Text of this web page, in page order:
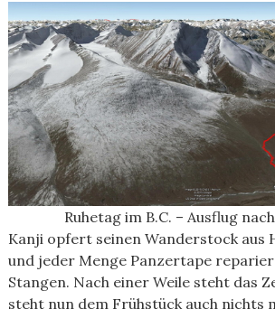
Ruhetag im B.C. – Ausflug
Kanji opfert seinen Wanderstock aus
und jeder Menge Panzertape
Stangen. Nach einer Weile steht das
steht nun dem Frühstück auch nichts